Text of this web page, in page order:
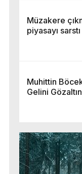
Müzakere
piyasayı sarstı
Muhittin
Gelini